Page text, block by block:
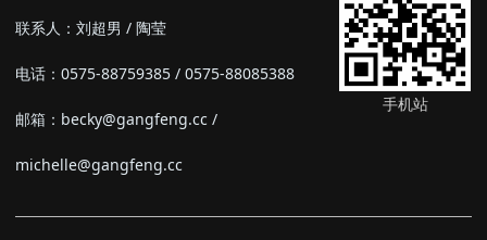
联系人：刘超男 / 陶莹
电话：0575-88759385 / 0575-88085388
邮箱：becky@gangfeng.cc /
michelle@gangfeng.cc
手机站